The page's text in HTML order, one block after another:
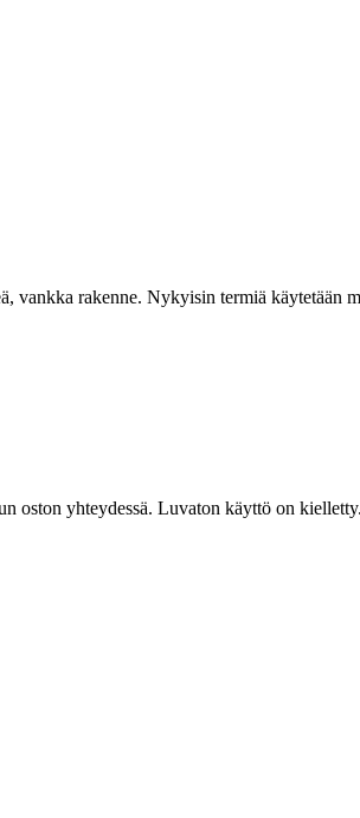
vankka rakenne. Nykyisin termiä käytetään
oston yhteydessä. Luvaton käyttö on kielletty.